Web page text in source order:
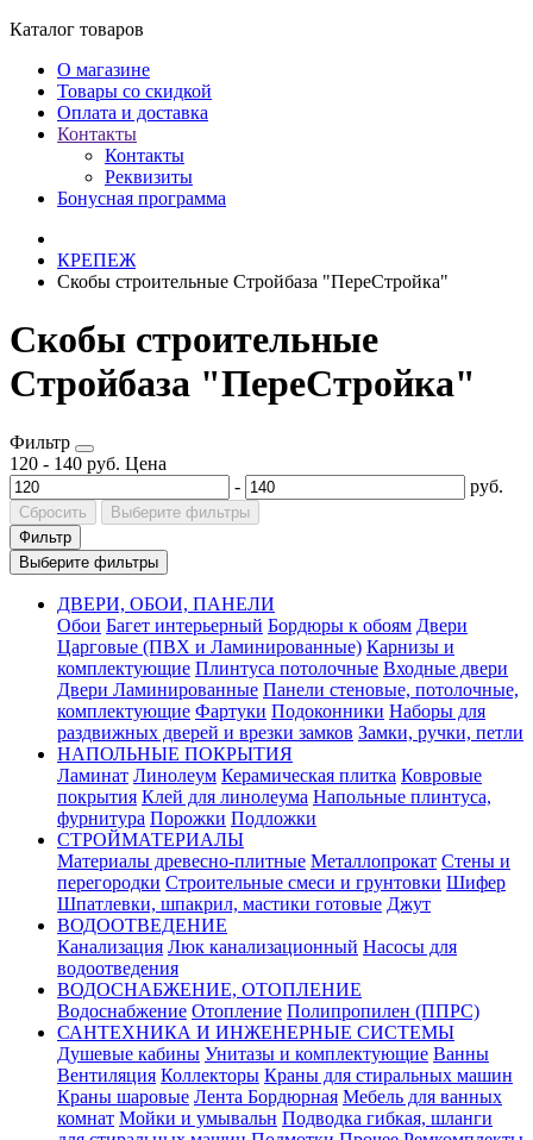
Каталог товаров
О магазине
Товары со скидкой
Оплата и доставка
Контакты
Контакты
Реквизиты
Бонусная программа
КРЕПЕЖ
Скобы строительные Стройбаза "ПереСтройка"
Скобы строительные
Стройбаза "ПереСтройка"
Фильтр
120 - 140 руб. Цена
-
руб.
Сбросить
Выберите фильтры
Фильтр
Выберите фильтры
ДВЕРИ, ОБОИ, ПАНЕЛИ
Обои Багет интерьерный Бордюры к обоям Двери
Царговые (ПВХ и Ламинированные) Карнизы и
комплектующие Плинтуса потолочные Входные двери
Двери Ламинированные Панели стеновые, потолочные,
комплектующие Фартуки Подоконники Наборы для
раздвижных дверей и врезки замков Замки, ручки, петли
НАПОЛЬНЫЕ ПОКРЫТИЯ
Ламинат Линолеум Керамическая плитка Ковровые
покрытия Клей для линолеума Напольные плинтуса,
фурнитура Порожки Подложки
СТРОЙМАТЕРИАЛЫ
Материалы древесно-плитные Металлопрокат Стены и
перегородки Строительные смеси и грунтовки Шифер
Шпатлевки, шпакрил, мастики готовые Джут
ВОДООТВЕДЕНИЕ
Канализация Люк канализационный Насосы для
водоотведения
ВОДОСНАБЖЕНИЕ, ОТОПЛЕНИЕ
Водоснабжение Отопление Полипропилен (ППРС)
САНТЕХНИКА И ИНЖЕНЕРНЫЕ СИСТЕМЫ
Душевые кабины Унитазы и комплектующие Ванны
Вентиляция Коллекторы Краны для стиральных машин
Краны шаровые Лента Бордюрная Мебель для ванных
комнат Мойки и умывальн Подводка гибкая, шланги